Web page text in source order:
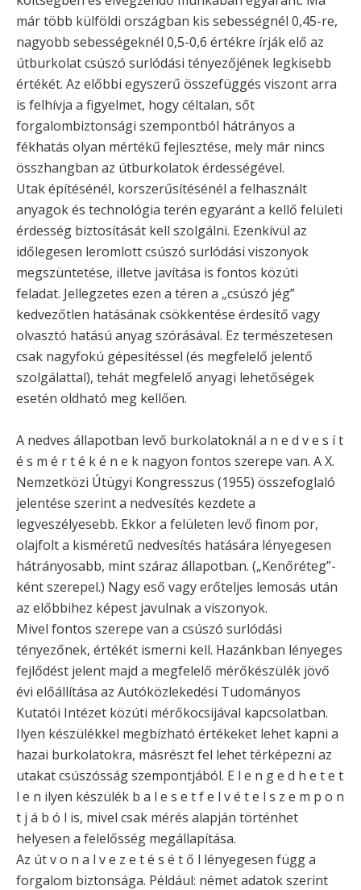
már több külföldi országban kis sebességnél 0,45-re,
nagyobb sebességeknél 0,5-0,6 értékre írják elő az
útburkolat csúszó surlódási tényezőjének legkisebb
értékét. Az előbbi egyszerű összefüggés viszont arra
is felhívja a figyelmet, hogy céltalan, sőt
forgalombiztonsági szempontból hátrányos a
fékhatás olyan mértékű fejlesztése, mely már nincs
összhangban az útburkolatok érdességével.
Utak építésénél, korszerűsítésénél a felhasznált
anyagok és technológia terén egyaránt a kellő felületi
érdesség biztosítását kell szolgálni. Ezenkívül az
időlegesen leromlott csúszó surlódási viszonyok
megszüntetése, illetve javítása is fontos közúti
feladat. Jellegzetes ezen a téren a „csúszó jég”
kedvezőtlen hatásának csökkentése érdesítő vagy
olvasztó hatású anyag szórásával. Ez természetesen
csak nagyfokú gépesítéssel (és megfelelő jelentő
szolgálattal), tehát megfelelő anyagi lehetőségek
esetén oldható meg kellően.
A nedves állapotban levő burkolatoknál a n e d v e s í t
é s m é r t é k é n e k nagyon fontos szerepe van. A X.
Nemzetközi Útügyi Kongresszus (1955) összefoglaló
jelentése szerint a nedvesítés kezdete a
legveszélyesebb. Ekkor a felületen levő finom por,
olajfolt a kisméretű nedvesítés hatására lényegesen
hátrányosabb, mint száraz állapotban. („Kenőréteg”-
ként szerepel.) Nagy eső vagy erőteljes lemosás után
az előbbihez képest javulnak a viszonyok.
Mivel fontos szerepe van a csúszó surlódási
tényezőnek, értékét ismerni kell. Hazánkban lényeges
fejlődést jelent majd a megfelelő mérőkészülék jövő
évi előállítása az Autóközlekedési Tudományos
Kutatói Intézet közúti mérőkocsijával kapcsolatban.
Ilyen készülékkel megbízható értékeket lehet kapni a
hazai burkolatokra, másrészt fel lehet térképezni az
utakat csúszósság szempontjából. E l e n g e d h e t e t
l e n ilyen készülék b a l e s e t f e l v é t e l s z e m p o n
t j á b ó l is, mivel csak mérés alapján történhet
helyesen a felelősség megállapítása.
Az út v o n a l v e z e t é s é t ő l lényegesen függ a
forgalom biztonsága. Például: német adatok szerint